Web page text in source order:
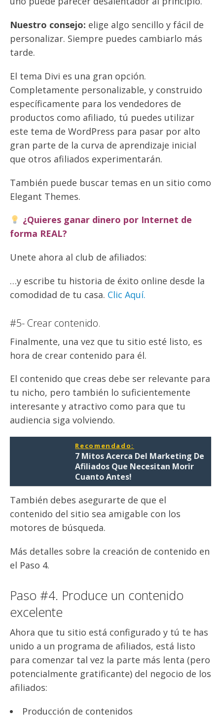
Nuestro consejo: elige algo sencillo y fácil de
personalizar. Siempre puedes cambiarlo más
tarde.
El tema Divi es una gran opción.
Completamente personalizable, y construido
específicamente para los vendedores de
productos como afiliado, tú puedes utilizar
este tema de WordPress para pasar por alto
gran parte de la curva de aprendizaje inicial
que otros afiliados experimentarán.
También puede buscar temas en un sitio como
Elegant Themes.
¿Quieres ganar dinero por Internet de
forma REAL?
Unete ahora al club de afiliados:
…y escribe tu historia de éxito online desde la
comodidad de tu casa. Clic Aquí.
#5- Crear contenido.
Finalmente, una vez que tu sitio esté listo, es
hora de crear contenido para él.
El contenido que creas debe ser relevante para
tu nicho, pero también lo suficientemente
interesante y atractivo como para que tu
audiencia siga volviendo.
Recomendado:
7 Mitos Acerca Del Marketing De
Afiliados Que Necesitan Morir
Cuanto Antes!
También debes asegurarte de que el
contenido del sitio sea amigable con los
motores de búsqueda.
Más detalles sobre la creación de contenido en
el Paso 4.
Paso #4. Produce un contenido
excelente
Ahora que tu sitio está configurado y tú te has
unido a un programa de afiliados, está listo
para comenzar tal vez la parte más lenta (pero
potencialmente gratificante) del negocio de los
afiliados:
Producción de contenidos